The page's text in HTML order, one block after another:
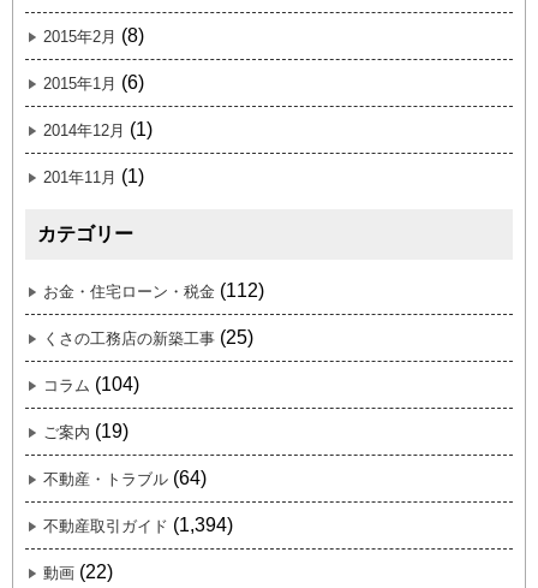
2015年2月 (8)
2015年1月 (6)
2014年12月 (1)
201年11月 (1)
カテゴリー
お金・住宅ローン・税金 (112)
くさの工務店の新築工事 (25)
コラム (104)
ご案内 (19)
不動産・トラブル (64)
不動産取引ガイド (1,394)
動画 (22)